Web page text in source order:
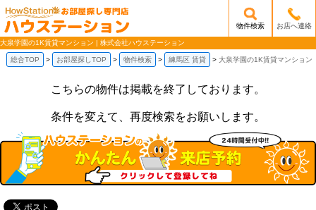
/mobile_img/head-logo.png
物件検索 お店へ連絡
大泉学園の1K賃貸マンション | 株式会社ハウステーション
総合TOP お部屋探しTOP 物件検索 練馬区 賃貸 大泉学園の1K賃貸マンション
こちらの物件は掲載を終了しております。
条件を変えて、再度検索をお願いします。